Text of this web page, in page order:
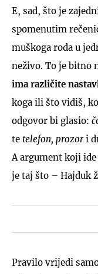
E, sad, što je
spomenutim
muškoga roda u
neživo. To je bitno
ima različite
koga ili što vidiš,
odgovor bi glasio:
te telefon, prozori
A argument koji
je taj što – Hajduk
Pravilo vrijedi